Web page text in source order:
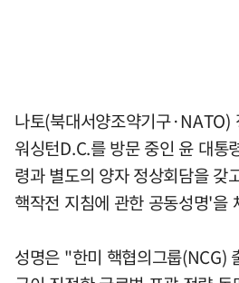
나토(북대서양조약기구·NATO)
워싱턴D.C.를 방문 중인 윤 대통
령과 별도의 양자 정상회담을 갖
핵작전 지침에 관한 공동성명'을
성명은 "한미 핵협의그룹(NCG)